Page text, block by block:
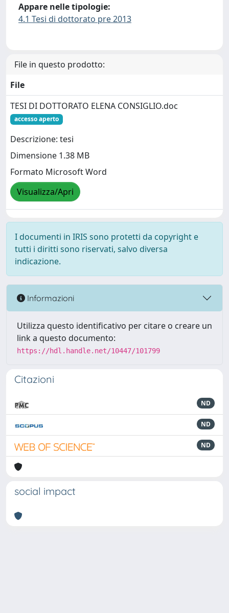
Appare nelle tipologie:
4.1 Tesi di dottorato pre 2013
File in questo prodotto:
File
TESI DI DOTTORATO ELENA CONSIGLIO.doc
accesso aperto
Descrizione: tesi
Dimensione 1.38 MB
Formato Microsoft Word
Visualizza/Apri
I documenti in IRIS sono protetti da copyright e
tutti i diritti sono riservati, salvo diversa
indicazione.
Informazioni
Utilizza questo identificativo per citare o creare un
link a questo documento:
https://hdl.handle.net/10447/101799
Citazioni
ND
ND
ND
social impact